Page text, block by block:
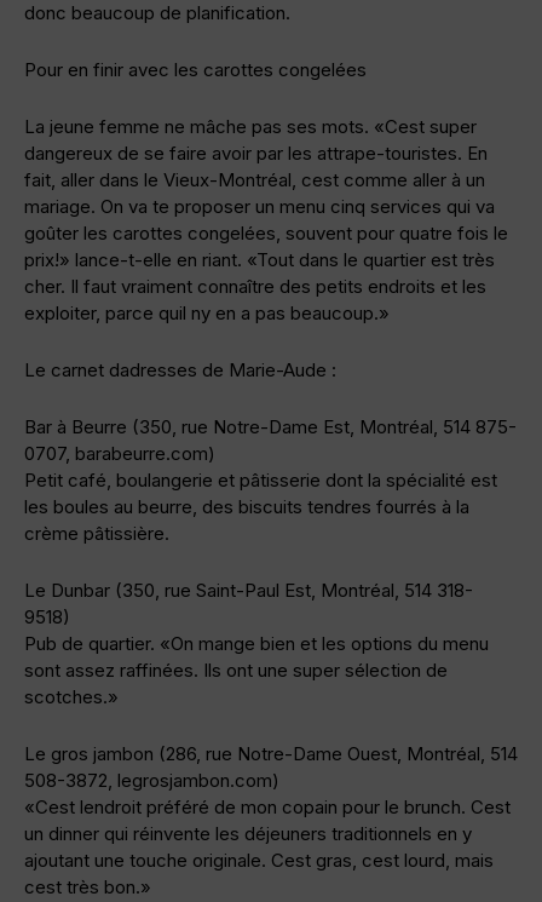
donc beaucoup de planification.
Pour en finir avec les carottes congelées
La jeune femme ne mâche pas ses mots. «Cest super
dangereux de se faire avoir par les attrape-touristes. En
fait, aller dans le Vieux-Montréal, cest comme aller à un
mariage. On va te proposer un menu cinq services qui va
goûter les carottes congelées, souvent pour quatre fois le
prix!» lance-t-elle en riant. «Tout dans le quartier est très
cher. Il faut vraiment connaître des petits endroits et les
exploiter, parce quil ny en a pas beaucoup.»
Le carnet dadresses de Marie-Aude :
Bar à Beurre (350, rue Notre-Dame Est, Montréal, 514 875-
0707, barabeurre.com)
Petit café, boulangerie et pâtisserie dont la spécialité est
les boules au beurre, des biscuits tendres fourrés à la
crème pâtissière.
Le Dunbar (350, rue Saint-Paul Est, Montréal, 514 318-
9518)
Pub de quartier. «On mange bien et les options du menu
sont assez raffinées. Ils ont une super sélection de
scotches.»
Le gros jambon (286, rue Notre-Dame Ouest, Montréal, 514
508-3872, legrosjambon.com)
«Cest lendroit préféré de mon copain pour le brunch. Cest
un dinner qui réinvente les déjeuners traditionnels en y
ajoutant une touche originale. Cest gras, cest lourd, mais
cest très bon.»